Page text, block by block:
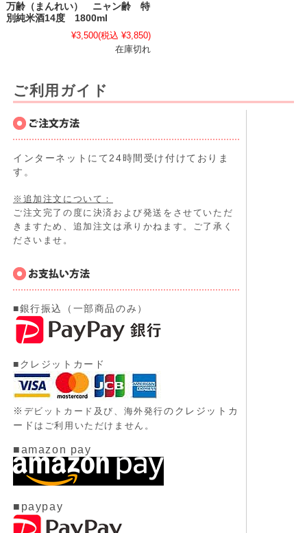
万齢（まんれい） ニャン齢 特
別純米酒14度 1800ml
¥3,500(税込 ¥3,850)
在庫切れ
ご利用ガイド
インターネットにて24時間受け付けておりま
す。
※追加注文について：
ご注文完了の度に決済および発送をさせていただ
きますため、追加注文は承りかねます。ご了承く
ださいませ。
■銀行振込（一部商品のみ）
■クレジットカード
※ デビットカード及び、 海外発行のクレジットカ
ード はご利用いただけません。
■amazon pay
■paypay